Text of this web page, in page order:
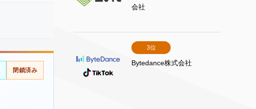
閉鎖済み
会社
3位
Bytedance株式会社